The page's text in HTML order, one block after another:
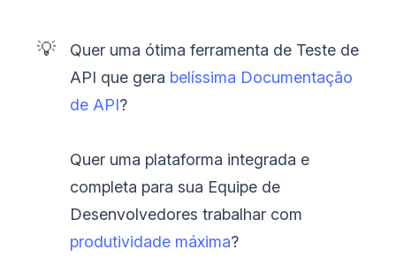
💡
Quer uma ótima ferramenta de Teste de
API que gera belíssima Documentação
de API?
Quer uma plataforma integrada e
completa para sua Equipe de
Desenvolvedores trabalhar com
produtividade máxima?